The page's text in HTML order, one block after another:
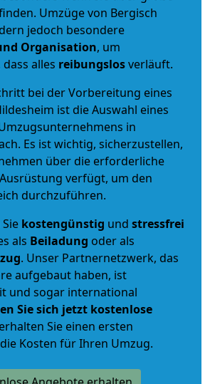
Umzüge von Bergisch
jedoch besondere
Organisation, um
alles reibungslosverläuft.
bei der Vorbereitung eines
ist die Auswahl eines
in
Es ist wichtig, sicherzustellen,
über die erforderliche
verfügt, um den
durchzuführen.
kostengünstig und stressfrei
als Beiladung oder als
. Unser Partnernetzwerk, das
aufgebaut haben, ist
und sogar international
Sie sich jetzt kostenlose
Sie einen ersten
Kosten für Ihren Umzug.